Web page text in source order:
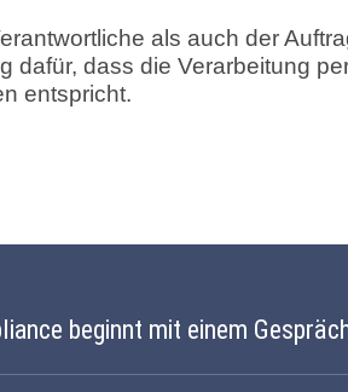
als auch der
dafür, dass die Verarbeitung
entspricht.
beginnt mit einem